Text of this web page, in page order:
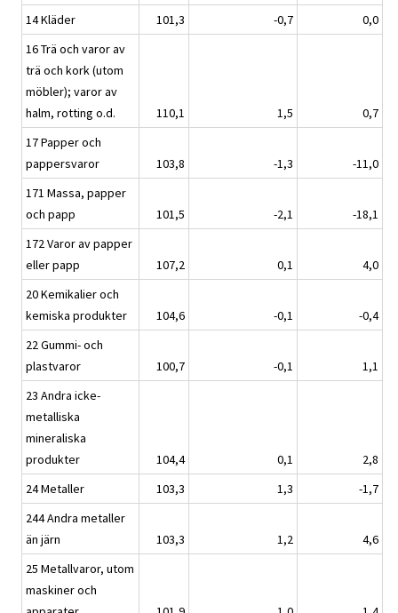
14 Kläder
101,3 -0,7
0,0
16 Trä och varor av
trä och kork (utom
möbler); varor av
halm, rotting o.d.
110,1 1,5
0,7
17 Papper och
pappersvaror
103,8 -1,3
-11,0
171 Massa, papper
och papp
101,5 -2,1
-18,1
172 Varor av papper
eller papp
107,2 0,1
4,0
20 Kemikalier och
kemiska produkter
104,6 -0,1
-0,4
22 Gummi- och
plastvaror
100,7 -0,1
1,1
23 Andra icke-
metalliska
mineraliska
produkter
104,4 0,1
2,8
24 Metaller
103,3 1,3
-1,7
244 Andra metaller
än järn
103,3 1,2
4,6
25 Metallvaror, utom
maskiner och